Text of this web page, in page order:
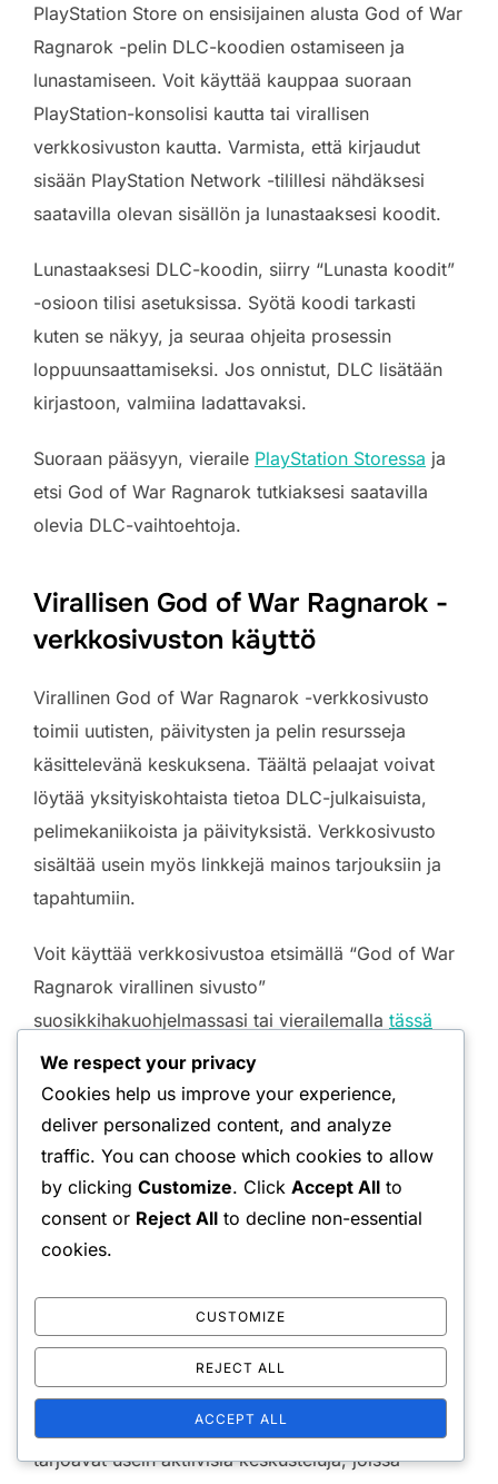
PlayStation Store on ensisijainen alusta God of War
Ragnarok -pelin DLC-koodien ostamiseen ja
lunastamiseen. Voit käyttää kauppaa suoraan
PlayStation-konsolisi kautta tai virallisen
verkkosivuston kautta. Varmista, että kirjaudut
sisään PlayStation Network -tilillesi nähdäksesi
saatavilla olevan sisällön ja lunastaaksesi koodit.
Lunastaaksesi DLC-koodin, siirry “Lunasta koodit”
-osioon tilisi asetuksissa. Syötä koodi tarkasti
kuten se näkyy, ja seuraa ohjeita prosessin
loppuunsaattamiseksi. Jos onnistut, DLC lisätään
kirjastoon, valmiina ladattavaksi.
Suoraan pääsyyn, vieraile PlayStation Storessa ja
etsi God of War Ragnarok tutkiaksesi saatavilla
olevia DLC-vaihtoehtoja.
Virallisen God of War Ragnarok -
verkkosivuston käyttö
Virallinen God of War Ragnarok -verkkosivusto
toimii uutisten, päivitysten ja pelin resursseja
käsittelevänä keskuksena. Täältä pelaajat voivat
löytää yksityiskohtaista tietoa DLC-julkaisuista,
pelimekaniikoista ja päivityksistä. Verkkosivusto
sisältää usein myös linkkejä mainos tarjouksiin ja
tapahtumiin.
Voit käyttää verkkosivustoa etsimällä “God of War
Ragnarok virallinen sivusto”
suosikkihakuohjelmassasi tai vierailemalla tässä
linkissä
. Säännöllinen sivuston tarkistaminen voi
auttaa sinua pysymään ajan tasalla uusista
sisällöistä ja päivityksistä, jotka voivat parantaa
pelikokemustasi.
Yhteisöfoorumeiden löytäminen
lisätuen saamiseksi
Yhteisöfoorumit ovat erinomainen resurssi
pelaajille, jotka etsivät apua DLC-koodien
lunastamisessa tai ongelmien vianetsinnässä.
Alustat kuten Reddit ja omistetut pelifoorumit
tarjoavat usein aktiivisia keskusteluja, joissa
We respect your privacy
Cookies help us improve your experience,
deliver personalized content, and analyze
traffic. You can choose which cookies to allow
by clicking Customize. Click Accept All to
consent or Reject All to decline non-essential
cookies.
CUSTOMIZE
REJECT ALL
ACCEPT ALL